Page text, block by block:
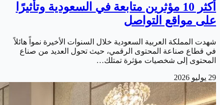
أكثر 10 مؤثرين متابعة في السعودية وتأثيرًا
على مواقع التواصل
شهدت المملكة العربية السعودية خلال السنوات الأخيرة نمواً هائلاً
في قطاع صناعة المحتوى الرقمي، حيث تحول العديد من صناع
المحتوى إلى شخصيات مؤثرة تمتلك…
29 يوليو 2026